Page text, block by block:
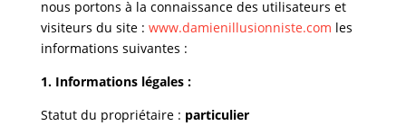
nous portons à la connaissance des utilisateurs et
visiteurs du site : www.damienillusionniste.com les
informations suivantes :
1. Informations légales :
Statut du propriétaire : particulier